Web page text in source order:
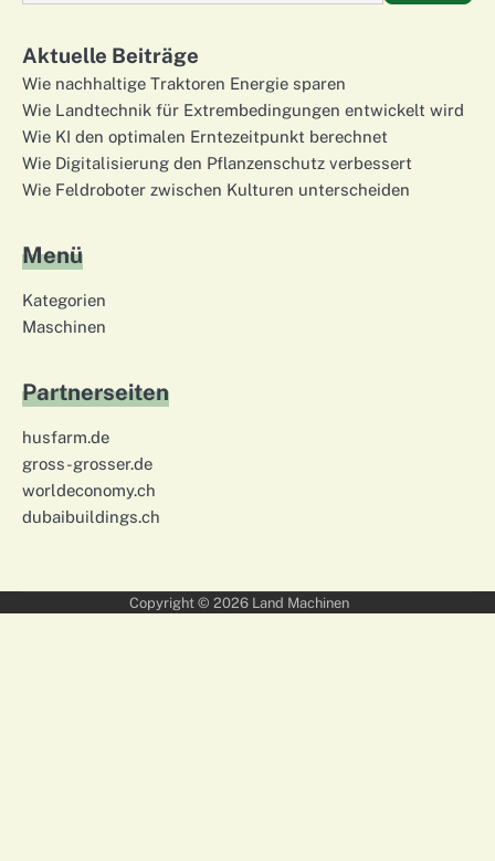
Aktuelle Beiträge
Wie nachhaltige Traktoren Energie sparen
Wie Landtechnik für Extrembedingungen entwickelt wird
Wie KI den optimalen Erntezeitpunkt berechnet
Wie Digitalisierung den Pflanzenschutz verbessert
Wie Feldroboter zwischen Kulturen unterscheiden
Menü
Kategorien
Maschinen
Partnerseiten
husfarm.de
gross-grosser.de
worldeconomy.ch
dubaibuildings.ch
Copyright © 2026 Land Machinen